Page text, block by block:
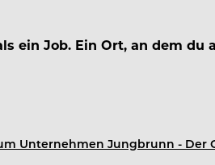
ein Job. Ein Ort, an dem du
Tannheimer Tal wartet kein
Unternehmen Jungbrunn - Der